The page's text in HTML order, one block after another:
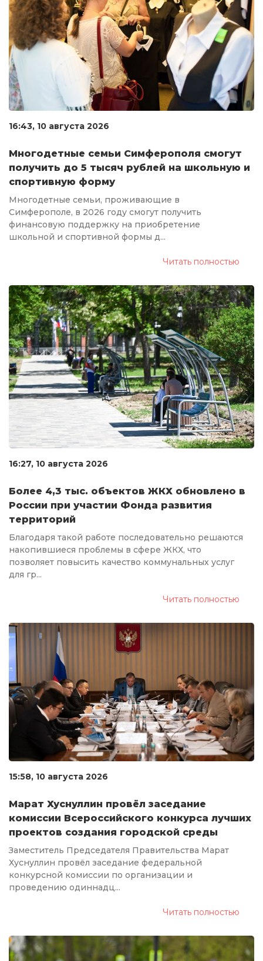
16:43, 10 августа 2026
Многодетные семьи Симферополя смогут
получить до 5 тысяч рублей на школьную и
спортивную форму
Многодетные семьи, проживающие в
Симферополе, в 2026 году смогут получить
финансовую поддержку на приобретение
школьной и спортивной формы д...
Читать полностью
16:27, 10 августа 2026
Более 4,3 тыс. объектов ЖКХ обновлено в
России при участии Фонда развития
территорий
Благодаря такой работе последовательно решаются
накопившиеся проблемы в сфере ЖКХ, что
позволяет повысить качество коммунальных услуг
для гр...
Читать полностью
15:58, 10 августа 2026
Марат Хуснуллин провёл заседание
комиссии Всероссийского конкурса лучших
проектов создания городской среды
Заместитель Председателя Правительства Марат
Хуснуллин провёл заседание федеральной
конкурсной комиссии по организации и
проведению одиннадц...
Читать полностью